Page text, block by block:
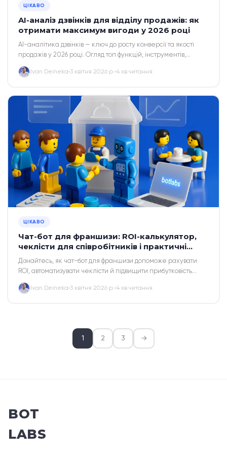
ЦІКАВО
AI-аналіз дзвінків для відділу продажів: як
отримати максимум вигоди у 2026 році
AI-аналітика дзвінків — ключ до росту конверсії та якості
продажів у 2026 році. Огляд топ функцій, інструментів,
Ivan Deineka 3 квітня 2026 р. 4 хв читання
ЦІКАВО
Чат-бот для франшизи: ROI-калькулятор,
чеклісти для співробітників і практичні
кейси для ресторанів
Дізнайтесь, як чат-бот для франшизи допоможе рахувати
ROI, автоматизувати чеклісти й підвищити прибутковість
Ivan Deineka 3 квітня 2026 р. 4 хв читання
1 2 3 →
BOT
LABS